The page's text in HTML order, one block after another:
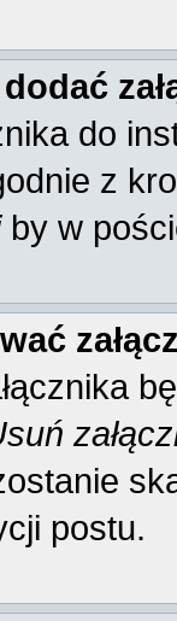
do
z
by w
postu.